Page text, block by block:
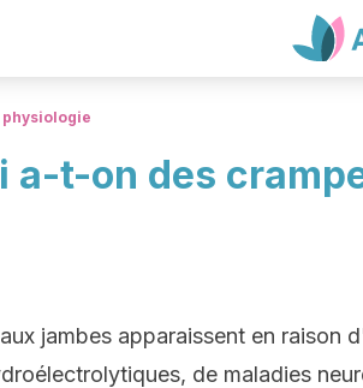
a-t-on des
jambes apparaissent en raison
de maladies